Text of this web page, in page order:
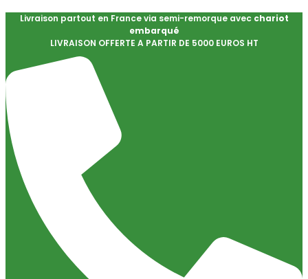
Livraison partout en France via semi-remorque avec chariot
embarqué
LIVRAISON OFFERTE A PARTIR DE 5000 EUROS HT